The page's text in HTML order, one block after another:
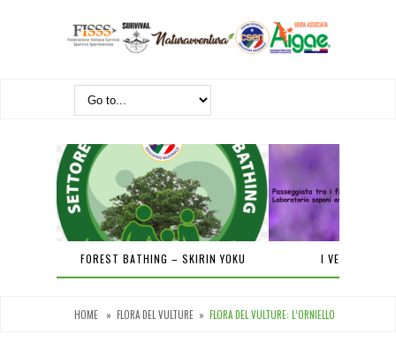
FOREST BATHING – SKIRIN YOKU I VENERDÌ
HOME » FLORA DEL VULTURE » FLORA DEL VULTURE: L’ORNIELLO